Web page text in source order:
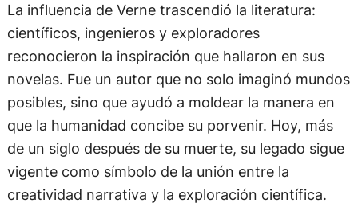
La influencia de Verne trascendió la literatura:
científicos, ingenieros y exploradores
reconocieron la inspiración que hallaron en sus
novelas. Fue un autor que no solo imaginó mundos
posibles, sino que ayudó a moldear la manera en
que la humanidad concibe su porvenir. Hoy, más
de un siglo después de su muerte, su legado sigue
vigente como símbolo de la unión entre la
creatividad narrativa y la exploración científica.